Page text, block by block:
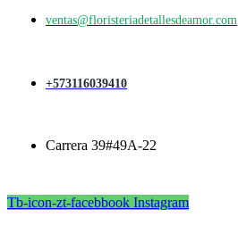
ventas@floristeriadetallesdeamor.com
+573116039410
Carrera 39#49A-22
Tb-icon-zt-facebbook Instagram